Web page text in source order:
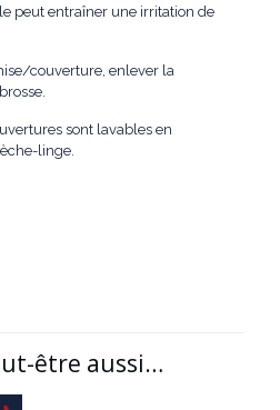
peut entraîner une irritation de
couverture, enlever la
sont lavables en
linge.
être aussi…